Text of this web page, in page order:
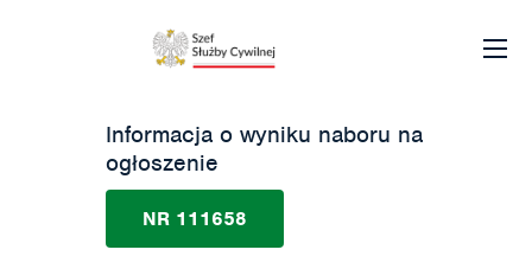
Informacja o wyniku naboru na
ogłoszenie
NR 111658